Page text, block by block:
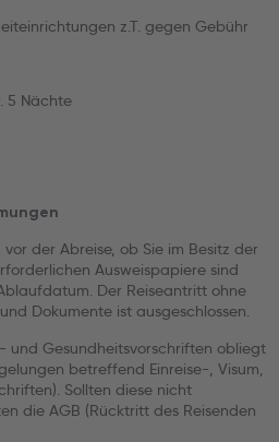
z.T. gegen Gebühr
5 Nächte
der Abreise, ob Sie im Besitz der
Ausweispapiere sind
Der Reiseantritt ohne
Dokumente ist ausgeschlossen.
und Gesundheitsvorschriften obliegt
betreffend Einreise-, Visum,
Sollten diese nicht
die AGB (Rücktritt des Reisenden